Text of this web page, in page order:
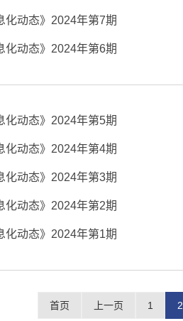
化动态》2024年第7期
化动态》2024年第6期
化动态》2024年第5期
化动态》2024年第4期
化动态》2024年第3期
化动态》2024年第2期
化动态》2024年第1期
首页 上一页 1 2